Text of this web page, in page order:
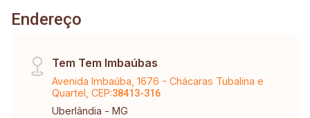
Endereço
Tem Tem Imbaúbas
Avenida Imbaúba, 1676 - Chácaras Tubalina e
Quartel, CEP:38413-316
Uberlândia - MG